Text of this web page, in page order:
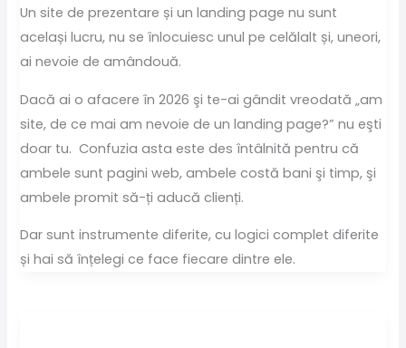
Un site de prezentare și un landing page nu sunt
același lucru, nu se înlocuiesc unul pe celălalt și, uneori,
ai nevoie de amândouă.
Dacă ai o afacere în 2026 şi te-ai gândit vreodată „am
site, de ce mai am nevoie de un landing page?” nu eşti
doar tu. Confuzia asta este des întâlnită pentru că
ambele sunt pagini web, ambele costă bani şi timp, şi
ambele promit să-ți aducă clienți.
Dar sunt instrumente diferite, cu logici complet diferite
și hai să înțelegi ce face fiecare dintre ele.